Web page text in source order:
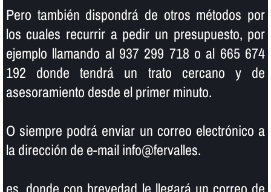
Pero también dispondrá de otros métodos por
los cuales recurrir a pedir un presupuesto, por
ejemplo llamando al 937 299 718 o al 665 674
192 donde tendrá un trato cercano y de
asesoramiento desde el primer minuto.
O siempre podrá enviar un correo electrónico a
la dirección de e-mail info@fervalles.